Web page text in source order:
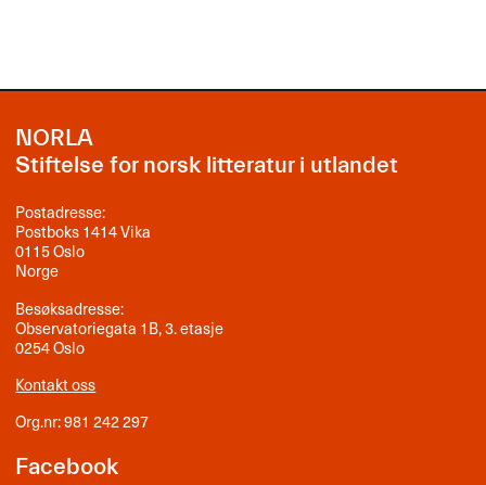
NORLA
Stiftelse for norsk litteratur i utlandet
Postadresse:
Postboks 1414 Vika
0115 Oslo
Norge
Besøksadresse:
Observatoriegata 1B, 3. etasje
0254 Oslo
Kontakt oss
Org.nr: 981 242 297
Facebook